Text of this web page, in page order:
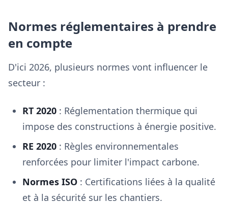
Normes réglementaires à prendre
en compte
D'ici 2026, plusieurs normes vont influencer le
secteur :
RT 2020 : Réglementation thermique qui
impose des constructions à énergie positive.
RE 2020 : Règles environnementales
renforcées pour limiter l'impact carbone.
Normes ISO : Certifications liées à la qualité
et à la sécurité sur les chantiers.